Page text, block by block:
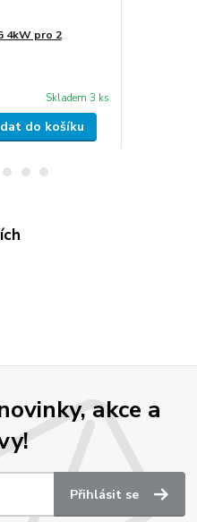
4kW pro 2
Skladem 3 ks
do košíku
akce a
Přihlásit se